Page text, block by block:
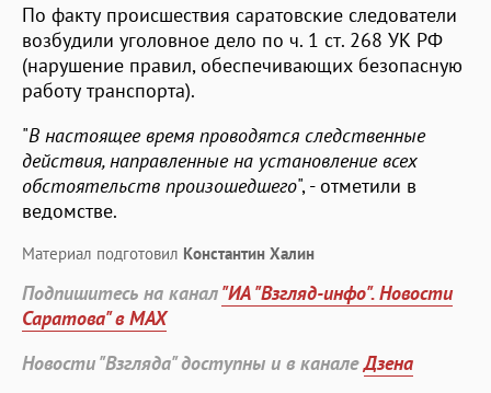
По факту происшествия саратовские следователи
возбудили уголовное дело по ч. 1 ст. 268 УК РФ
(нарушение правил, обеспечивающих безопасную
работу транспорта).
"В настоящее время проводятся следственные
действия, направленные на установление всех
обстоятельств произошедшего", - отметили в
ведомстве.
Материал подготовил Константин Халин
Подпишитесь на канал"ИА "Взгляд-инфо". Новости
Саратова" в MAX
Новости "Взгляда" доступны и в каналеДзена